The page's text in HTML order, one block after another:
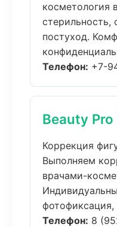
косметология
стерильность,
постуход.
Телефон: +7-
Beauty
Коррекция
Выполняем
врачами-
фотофиксация,
Телефон: 8